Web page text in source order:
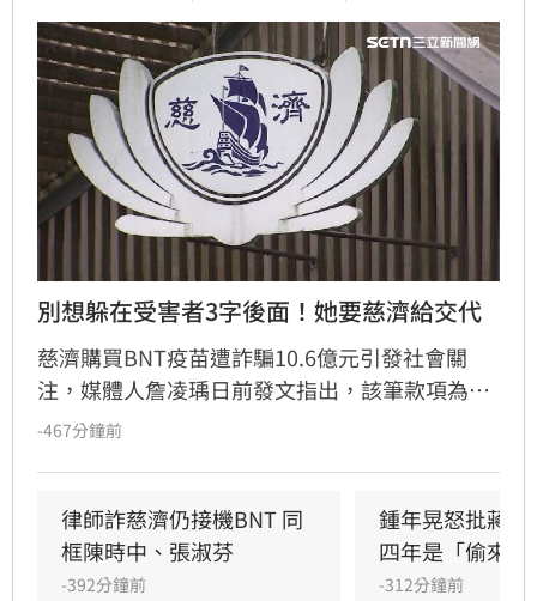
別想躲在受害者3字後面！她要慈濟給交代
慈濟購買BNT疫苗遭詐騙10.6億元引發社會關
注，媒體人詹凌瑀日前發文指出，該筆款項為支
付給掮客的「委任顧問費」，並質疑決策過程與
大白卻無人道歉。此外，詹凌瑀強調慈濟不應僅
以「受害者」自居，面對大眾捐贈的善款遭濫
用，慈濟有義務對外公開決策細節。
-467分鐘前
律師詐慈濟仍接機BNT 同
框陳時中、張淑芬
-392分鐘前
鍾年晃怒批蔣
四年是「偷來的
-312分鐘前